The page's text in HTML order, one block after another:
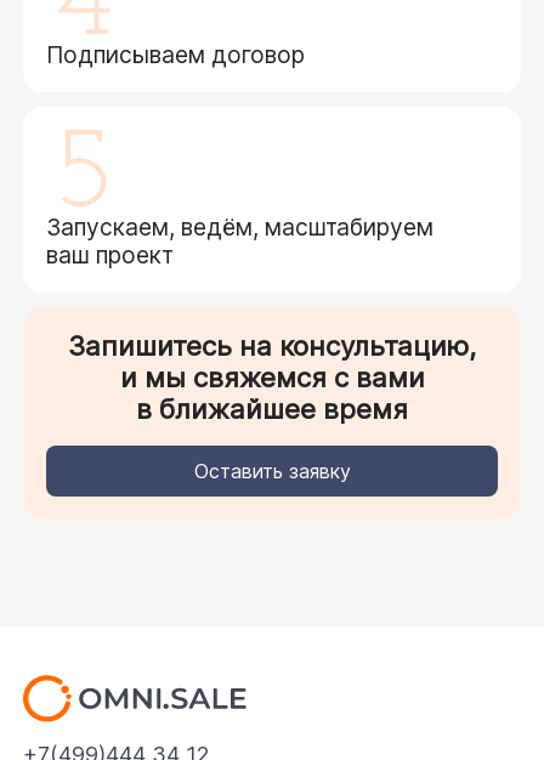
Подписываем договор
Запускаем, ведём, масштабируем
ваш проект
Запишитесь на консультацию,
и мы свяжемся с вами
в ближайшее время
Оставить заявку
+7(499)444 34 12